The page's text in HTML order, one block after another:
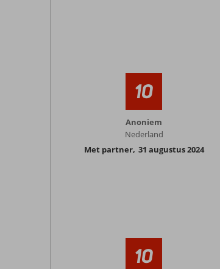
10
Anoniem
Nederland
Met partner, 31 augustus 2024
10